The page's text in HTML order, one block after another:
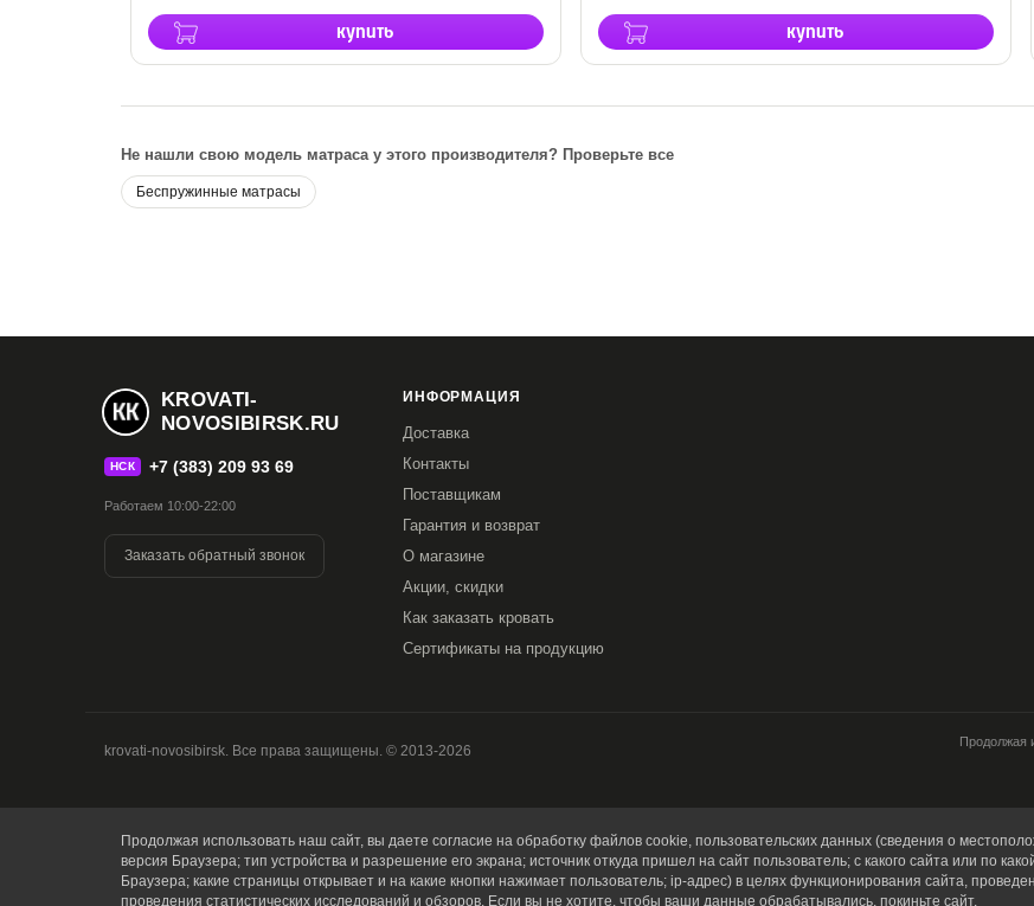
купить купить
Не нашли свою модель матраса у этого производителя? Проверьте все
Беспружинные матрасы
KROVATI-
NOVOSIBIRSK.RU
НСК +7 (383) 209 93 69
Работаем 10:00-22:00
Заказать обратный звонок
ИНФОРМАЦИЯ
Доставка
Контакты
Поставщикам
Гарантия и возврат
О магазине
Акции, скидки
Как заказать кровать
Сертификаты на продукцию
krovati-novosibirsk. Все права защищены. © 2013-2026
Продолжая
Продолжая использовать наш сайт, вы даете согласие на обработку файлов cookie, пользовательских данных (сведения о
версия Браузера; тип устройства и разрешение его экрана; источник откуда пришел на сайт пользователь; с какого сайта или по
Браузера; какие страницы открывает и на какие кнопки нажимает пользователь; ip-адрес) в целях функционирования сайта,
проведения статистических исследований и обзоров. Если вы не хотите, чтобы ваши данные обрабатывались, покиньте сайт.